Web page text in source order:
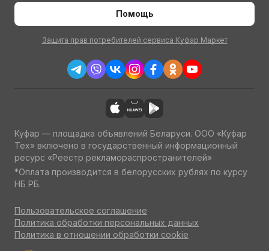
Помощь
Защита прав потребителей сервиса Куфар Маркет
Куфар — площадка объявлений Беларуси. ООО «Куфар
Тех» включено в государственный информационный
ресурс «Реестр рекламораспространителей»
*Оплата производится в белорусских рублях по курсу
НБ РБ.
Пользовательское соглашение
Политика обработки персональных данных
Политика в отношении обработки cookie